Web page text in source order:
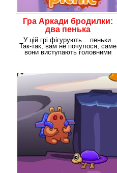
Гра Аркади бродилки:
два пенька
У цій грі фігурують... пеньки.
Так-так, вам не почулося, саме
вони виступають головними